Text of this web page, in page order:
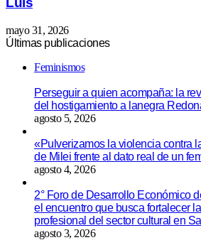
mayo 31, 2026
Últimas publicaciones
Feminismos
Perseguir a quien acompaña: la
del hostigamiento a lanegra
agosto 5, 2026
«Pulverizamos la violencia contra
de Milei frente al dato real de un
agosto 4, 2026
2° Foro de Desarrollo Económico
el encuentro que busca fortalecer
profesional del sector cultural en
agosto 3, 2026